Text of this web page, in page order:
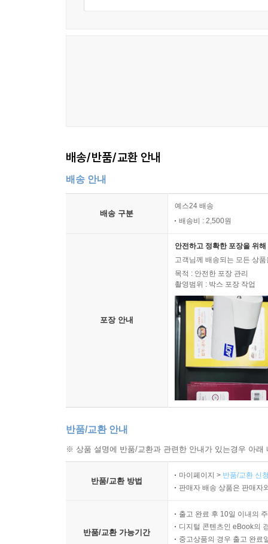
배송/반품/교환 안내
배송 안내
배송 구분
예스24 배송
배송비 : 2,500원
포장 안내
안전하고 정확한 포장을 위
고객님께 배송되는 모든 상
목적 : 안전한 포장 관리
촬영범위 : 박스 포장 작업
반품/교환 안내
※ 상품 설명에 반품/교환과 관련한 안내가 있는경우 아
반품/교환 방법
마이페이지 > 반품/교환 신
판매자 배송 상품은 판매자
반품/교환 가능기간
출고 완료 후 10일 이내의
디지털 콘텐츠인 eBook의
중고상품의 경우 출고 완료